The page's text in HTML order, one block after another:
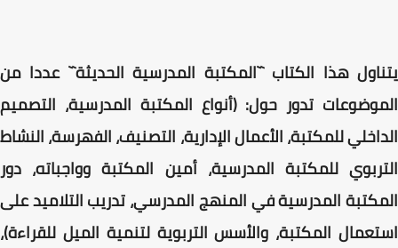
يتناول هذا الكتاب ``المكتبة المدرسية الحديثة`` عددا من
الموضوعات تدور حول: (أنواع المكتبة المدرسية، التصميم
الداخلي للمكتبة، الأعمال الإدارية، التصنيف، الفهرسة، النشاط
التربوي للمكتبة المدرسية، أمين المكتبة وواجباته، دور
المكتبة المدرسية في المنهج المدرسي، تدريب التلاميد على
استعمال المكتبة، والأسس التربوية لتنمية الميل للقراءة)،